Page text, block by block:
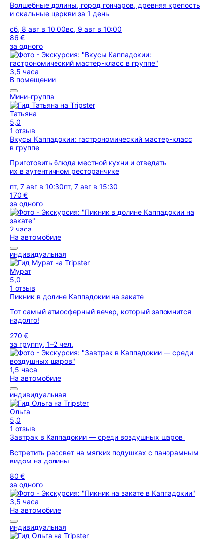
Волшебные долины, город гончаров, древняя крепость
и скальные церкви за 1 день
сб, 8 авг в 10:00вс, 9 авг в 10:00
86 €
за одного
3,5 часа
В помещении
Мини-группа
Татьяна
5,0
1 отзыв
Вкусы Каппадокии: гастрономический мастер-класс
в группе
Приготовить блюда местной кухни и отведать
их в аутентичном ресторанчике
пт, 7 авг в 10:30пт, 7 авг в 15:30
170 €
за одного
2 часа
На автомобиле
индивидуальная
Мурат
5,0
1 отзыв
Пикник в долине Каппадокии на закате
Тот самый атмосферный вечер, который запомнится
надолго!
270 €
за группу, 1–2 чел.
1,5 часа
На автомобиле
индивидуальная
Ольга
5,0
1 отзыв
Завтрак в Каппадокии — среди воздушных шаров
Встретить рассвет на мягких подушках с панорамным
видом на долины
80 €
за одного
3,5 часа
На автомобиле
индивидуальная